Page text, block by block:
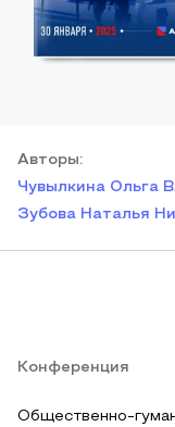
Авторы:
Чувылкина Ольга
Зубова Наталья
Конференция
Общественно-